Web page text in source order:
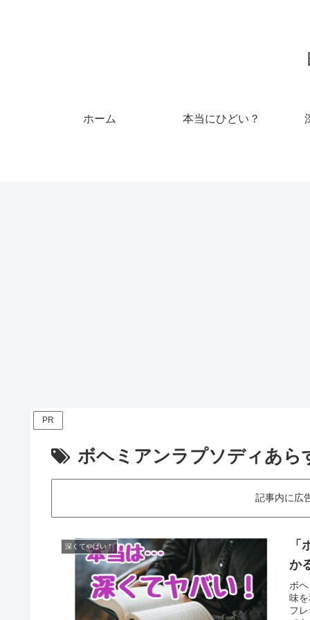
ホーム 本当にひどい？
PR
ボヘミアンラプソディあら
記事内に広
深くてやばい！
か
ボ
味
フ